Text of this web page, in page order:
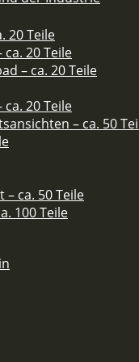
20 Teile
20 Teile
– ca. 20 Teile
20 Teile
– ca. 50
ca. 50 Teile
100 Teile